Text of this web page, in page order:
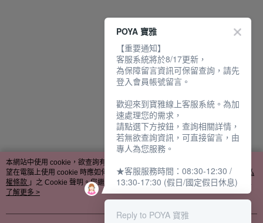
本網站中使用 cookie，欲查詢有關本網站使用 cookie 方式之詳情，及若您不希
望在電腦上使用 cookie 時應如何變更電腦的 cookie 設定，請參閱本網站「
隱私
權條款 」之 Cookie 聲明。您繼續使用本網站即表示您同意本公司得按本網站使
用條款之 Cookie 聲明使用 cookie。
了解更多 >
POYA 寶雅
【重要通知】
客服系統將於8/17更新，
為保障留言資訊可保留查詢，請先
登入會員帳號留言。
歡迎來到寶雅線上客服系統。為加
速處理您的需求，
請點選下方按鈕，查詢相關詳情，
若無欲查詢資訊，可直接留言，由
專人為您服務。
★客服服務時間：08:30-12:30 /
13:30-17:30 (假日/國定假日休息)
Reply to POYA 寶雅